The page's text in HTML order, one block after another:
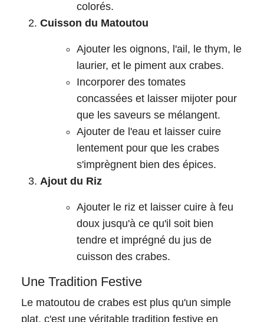
colorés.
Cuisson du Matoutou
Ajouter les oignons, l'ail, le thym, le
laurier, et le piment aux crabes.
Incorporer des tomates
concassées et laisser mijoter pour
que les saveurs se mélangent.
Ajouter de l'eau et laisser cuire
lentement pour que les crabes
s'imprègnent bien des épices.
Ajout du Riz
Ajouter le riz et laisser cuire à feu
doux jusqu'à ce qu'il soit bien
tendre et imprégné du jus de
cuisson des crabes.
Une Tradition Festive
Le matoutou de crabes est plus qu'un simple
plat, c'est une véritable tradition festive en